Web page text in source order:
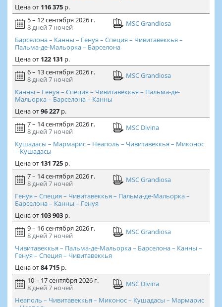
Ценаот 116 375р.
5 – 12 сентября 2026 г.
8 дней 7 ночей
MSC Grandiosa
Барселона – Канны – Генуя – Специя – Чивитавеккья –
Пальма-де-Мальорка – Барселона
Ценаот 122 131 р.
6 – 13 сентября 2026 г.
8 дней 7 ночей
MSC Grandiosa
Канны – Генуя – Специя – Чивитавеккья – Пальма-де-
Мальорка – Барселона – Канны
Ценаот96 227р.
7 – 14 сентября 2026 г.
8 дней 7 ночей
MSC Divina
Кушадасы – Мармарис – Неаполь – Чивитавеккья – Миконос
– Кушадасы
Ценаот 131 725р.
7 – 14 сентября 2026 г.
8 дней 7 ночей
MSC Grandiosa
Генуя – Специя – Чивитавеккья – Пальма-де-Мальорка –
Барселона – Канны – Генуя
Ценаот 103 903р.
9 – 16 сентября 2026 г.
8 дней 7 ночей
MSC Grandiosa
Чивитавеккья – Пальма-де-Мальорка – Барселона – Канны –
Генуя – Специя – Чивитавеккья
Ценаот84 715р.
10 – 17 сентября 2026 г.
8 дней 7 ночей
MSC Divina
Неаполь – Чивитавеккья – Миконос – Кушадасы – Мармарис